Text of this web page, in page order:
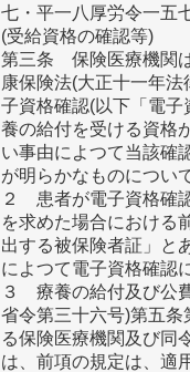
七・平一八厚労令一五
(受給資格の確認等)
第三条 保険医療機関
康保険法(大正十一年
子資格確認(以下「電
養の給付を受ける資格
い事由によつて当該確
が明らかなものについ
２ 患者が電子資格確
を求めた場合における
出する被保険者証」と
によつて電子資格確認
３ 療養の給付及び公
省令第三十六号)第五
る保険医療機関及び同
は、前項の規定は、適